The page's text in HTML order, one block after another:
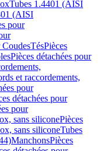
Tubes 1.4401 (AISI
(AISI
pour
CoudesTésPièces
Pièces détachées pour
et raccordements,
pour
détachées pour
pour
sans siliconePièces
sans siliconeTubes
ManchonsPièces